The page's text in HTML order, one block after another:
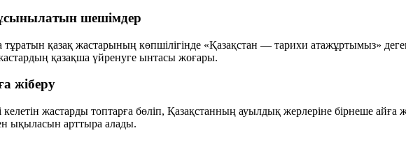
шешімдер
қазақ жастарының көпшілігінде «Қазақстан — тарихи атажұртымыз»
қазақша үйренуге ынтасы жоғары.
жіберу
жастарды топтарға бөліп, Қазақстанның ауылдық жерлеріне бірнеше айға
ықыласын арттыра алады.